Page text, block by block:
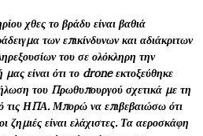
χθες το βράδυ είναι βαθιά
των επικίνδυνων και αδιάκριτων
του σε ολόκληρη την
είναι ότι το drone εκτοξεύθηκε
του Πρωθυπουργού σχετικά με τη
τις ΗΠΑ.Μπορώ να επιβεβαιώσω ότι
ζημιές είναι ελάχιστες. Τα αεροσκάφη